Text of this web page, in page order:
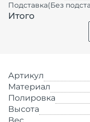
Подставка(Без
Итого
Артикул
Материал
Полировка
Высота